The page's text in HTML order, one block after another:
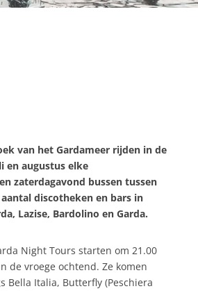
van het Gardameer rijden in de
en augustus elke
zaterdagavond bussen tussen
discotheken en bars in
Lazise, Bardolino en Garda.
Night Tours starten om 21.00
de vroege ochtend. Ze komen
Bella Italia, Butterfly (Peschiera